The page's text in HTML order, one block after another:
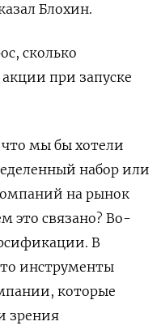
Блохин.
сколько
при запуске
мы бы хотели
набор или
на рынок
это связано? Во-
В
инструменты
которые
зрения